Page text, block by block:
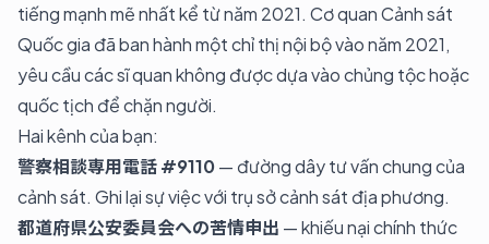
tiếng mạnh mẽ nhất kể từ năm 2021. Cơ quan Cảnh sát
Quốc gia đã ban hành một chỉ thị nội bộ vào năm 2021,
yêu cầu các sĩ quan không được dựa vào chủng tộc hoặc
quốc tịch để chặn người.
Hai kênh của bạn:
警察相談専用電話 #9110— đường dây tư vấn chung của
cảnh sát. Ghi lại sự việc với trụ sở cảnh sát địa phương.
都道府県公安委員会への苦情申出 — khiếu nại chính thức